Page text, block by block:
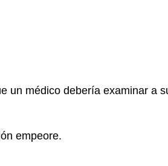
un médico debería examinar a
empeore.